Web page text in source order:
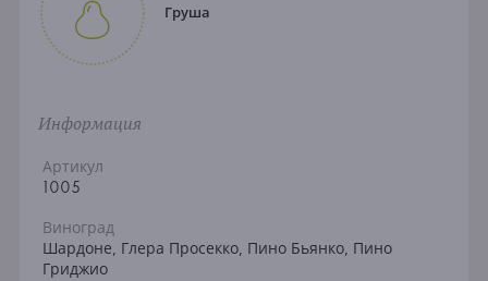
Груша
Информация
Артикул
1005
Виноград
Шардоне, Глера Просекко, Пино Бьянко, Пино
Гриджио